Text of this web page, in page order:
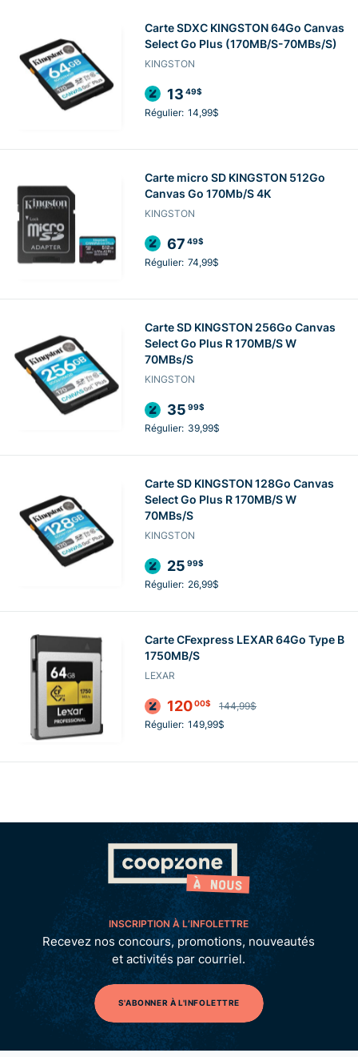
Carte SDXC KINGSTON 64Go Canvas
Select Go Plus (170MB/S-70MBs/S)
KINGSTON
13 49$
Régulier: 14,99$
Carte micro SD KINGSTON 512Go
Canvas Go 170Mb/S 4K
KINGSTON
67 49$
Régulier: 74,99$
Carte SD KINGSTON 256Go Canvas
Select Go Plus R 170MB/S W
70MBs/S
KINGSTON
35 99$
Régulier: 39,99$
Carte SD KINGSTON 128Go Canvas
Select Go Plus R 170MB/S W
70MBs/S
KINGSTON
25 99$
Régulier: 26,99$
Carte CFexpress LEXAR 64Go Type B
1750MB/S
LEXAR
12000$
144,99$
Régulier: 149,99$
INSCRIPTION À L’INFOLETTRE
Recevez nos concours, promotions, nouveautés
et activités par courriel.
S'ABONNER À L'INFOLETTRE